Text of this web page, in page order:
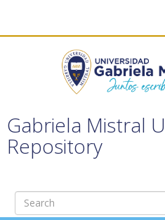
Gabriela Mistral
Repository